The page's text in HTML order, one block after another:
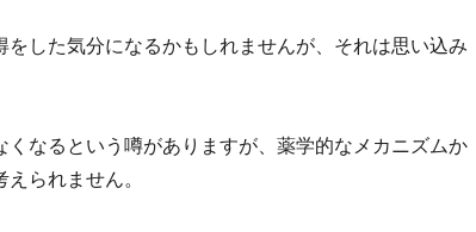
した気分になるかもしれませんが、それは思い込み
なるという噂がありますが、薬学的なメカニズムか
られません。